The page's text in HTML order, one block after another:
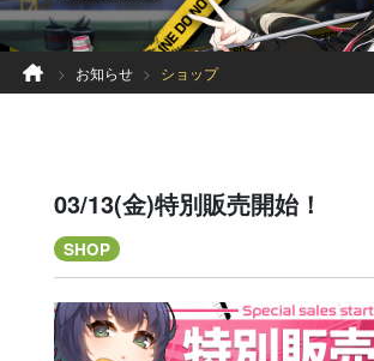
お知らせ ショップ
03/13(金)特別販売開始！
SHOP